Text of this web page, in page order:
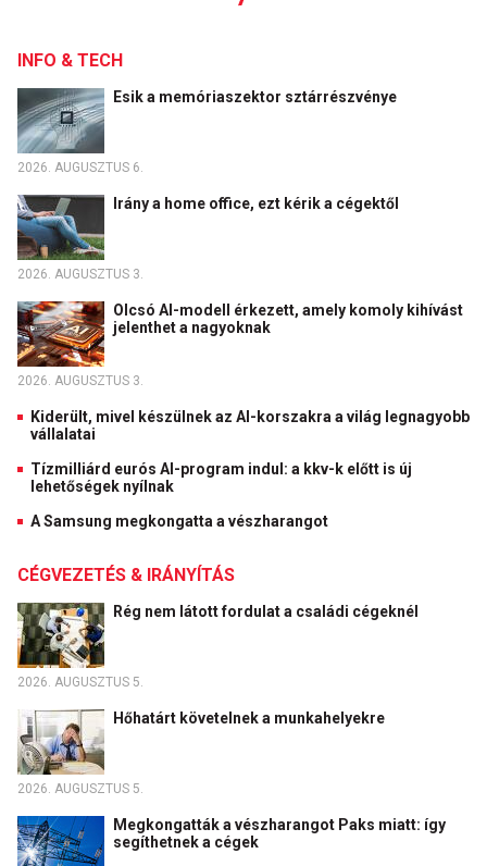
INFO & TECH
Esik a memóriaszektor sztárrészvénye
2026. AUGUSZTUS 6.
Irány a home office, ezt kérik a cégektől
2026. AUGUSZTUS 3.
Olcsó AI-modell érkezett, amely komoly kihívást
jelenthet a nagyoknak
2026. AUGUSZTUS 3.
Kiderült, mivel készülnek az AI-korszakra a világ legnagyobb
vállalatai
Tízmilliárd eurós AI-program indul: a kkv-k előtt is új
lehetőségek nyílnak
A Samsung megkongatta a vészharangot
CÉGVEZETÉS & IRÁNYÍTÁS
Rég nem látott fordulat a családi cégeknél
2026. AUGUSZTUS 5.
Hőhatárt követelnek a munkahelyekre
2026. AUGUSZTUS 5.
Megkongatták a vészharangot Paks miatt: így
segíthetnek a cégek